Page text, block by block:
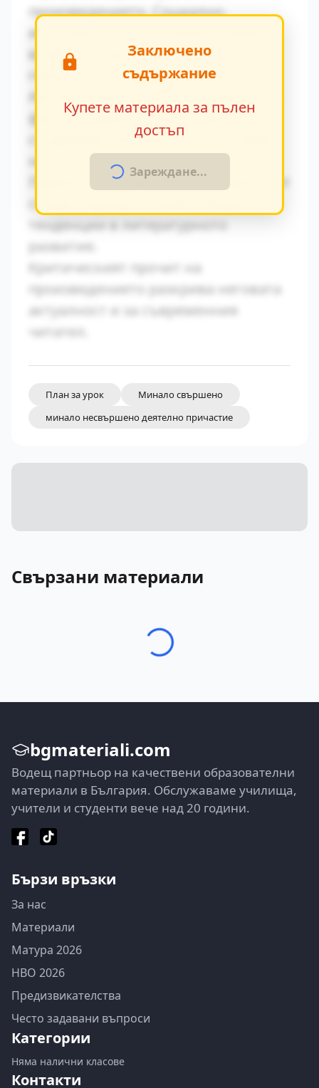
произведението. Социално-
икономическите условия оказват
влияние върху поведението на
героите.
факти в художествения разказ,
създавайки автентична атмосфера
на епохата.
Паралелите с други произведения от
същия период показват общите
развитие.
Критическият прочит на
произведението разкрива неговата
актуалност и за съвременния
читател.
Заключено
съдържание
Купете материала за пълен
достъп
Зареждане...
План за урок
Минало свършено
минало несвършено деятелно причастие
Свързани материали
bgmateriali.com
Водещ партньор на качествени образователни
материали в България. Обслужаваме училища,
учители и студенти вече над 20 години.
Бързи връзки
За нас
Материали
Матура 2026
НВО 2026
Предизвикателства
Често задавани въпроси
Категории
Няма налични класове
Контакти